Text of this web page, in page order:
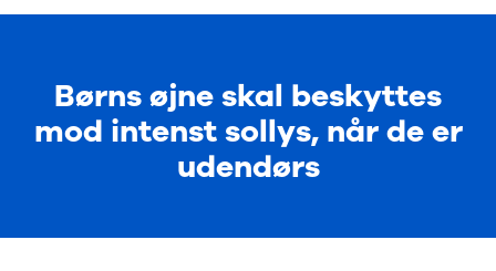
Børns øjne skal beskyttes
mod intenst sollys, når de er
udendørs